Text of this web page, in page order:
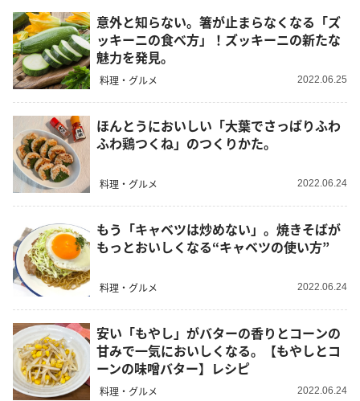
意外と知らない。箸が止まらなくなる「ズ
ッキーニの食べ方」！ズッキーニの新たな
魅力を発見。
料理・グルメ 2022.06.25
ほんとうにおいしい「大葉でさっぱりふわ
ふわ鶏つくね」のつくりかた。
料理・グルメ 2022.06.24
もう「キャベツは炒めない」。焼きそばが
もっとおいしくなる“キャベツの使い方”
料理・グルメ 2022.06.24
安い「もやし」がバターの香りとコーンの
甘みで一気においしくなる。【もやしとコ
ーンの味噌バター】レシピ
料理・グルメ 2022.06.24